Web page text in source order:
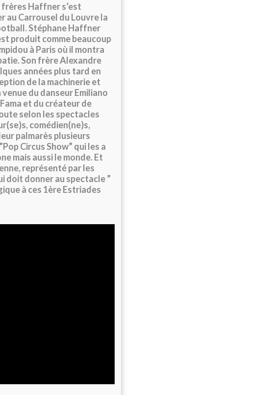
Haffner s’est
au Carrousel du Louvre la
Stéphane Haffner
produit comme beaucoup
à Paris où il montra
Son frère Alexandre
années plus tard en
de la machinerie et
du danseur Emiliano
et du créateur de
selon les spectacles
comédien(ne)s,
palmarès plusieurs
Circus Show” qui les a
mais aussi le monde. Et
représenté par les
doit donner au spectacle ”
à ces 1ère Estriades